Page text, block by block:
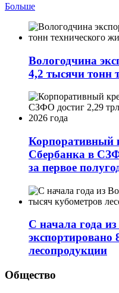
Больше
Вологодчина
4,2 тысячи тонн
Корпоративный
Сбербанка в
за первое
С начала года
экспортировано
лесопродукции
Общество